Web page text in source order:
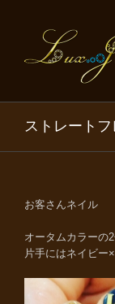
ストレート
お客さんネイル
オータムカラーの2
片手にはネイビー